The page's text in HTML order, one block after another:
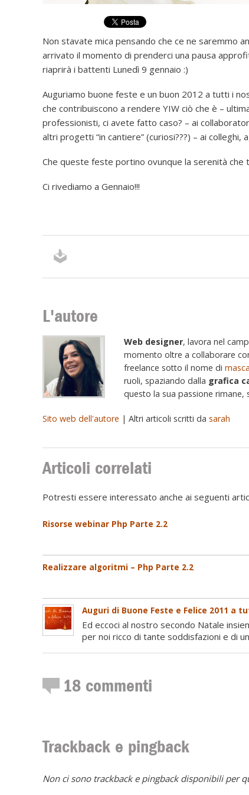
Non stavate mica pensando che ce ne saremmo
arrivato il momento di prenderci una pausa
riaprirà i battenti Lunedì 9 gennaio :)
Auguriamo buone feste e un buon 2012 a tutti i
che contribuiscono a rendere YIW ciò che è –
professionisti, ci avete fatto caso? – ai
altri progetti “in cantiere” (curiosi???) – ai colleghi,
Che queste feste portino ovunque la serenità che
Ci rivediamo a Gennaio!!!
L'autore
Web designer, lavora nel
momento oltre a collaborare
freelance sotto il nome di
ruoli, spaziando dalla grafica
questo la sua passione rimane,
Sito web dell'autore | Altri articoli scritti da sarah
Articoli correlati
Potresti essere interessato anche ai seguenti
Risorse webinar Php Parte 2.2
Realizzare algoritmi – Php Parte 2.2
Auguri di Buone Feste e Felice 2011 a
Ed eccoci al nostro secondo Natale
per noi ricco di tante soddisfazioni e di
18 commenti
Trackback e pingback
Non ci sono trackback e pingback disponibili per